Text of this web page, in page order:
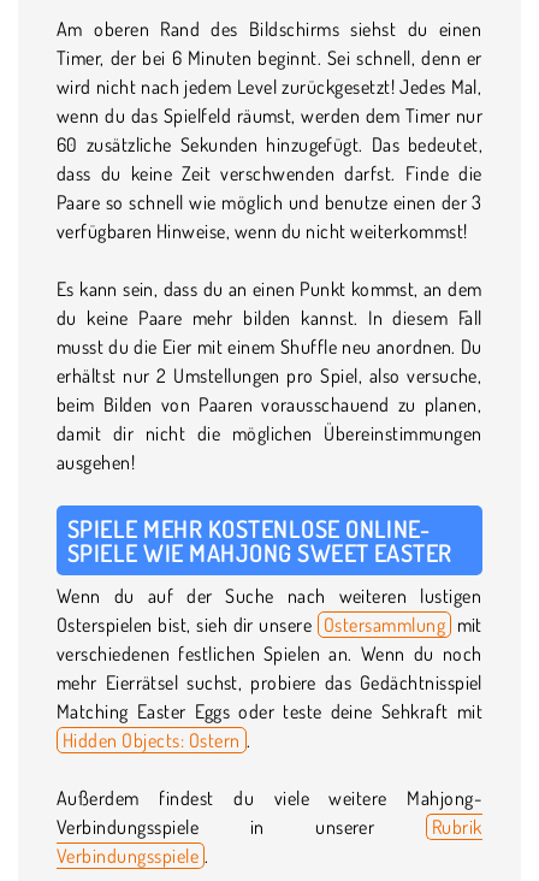
Am oberen Rand des Bildschirms siehst du einen
Timer, der bei 6 Minuten beginnt. Sei schnell, denn er
wird nicht nach jedem Level zurückgesetzt! Jedes Mal,
wenn du das Spielfeld räumst, werden dem Timer nur
60 zusätzliche Sekunden hinzugefügt. Das bedeutet,
dass du keine Zeit verschwenden darfst. Finde die
Paare so schnell wie möglich und benutze einen der 3
verfügbaren Hinweise, wenn du nicht weiterkommst!
Es kann sein, dass du an einen Punkt kommst, an dem
du keine Paare mehr bilden kannst. In diesem Fall
musst du die Eier mit einem Shuffle neu anordnen. Du
erhältst nur 2 Umstellungen pro Spiel, also versuche,
beim Bilden von Paaren vorausschauend zu planen,
damit dir nicht die möglichen Übereinstimmungen
ausgehen!
SPIELE MEHR KOSTENLOSE ONLINE-
SPIELE WIE MAHJONG SWEET EASTER
Wenn du auf der Suche nach weiteren lustigen
Osterspielen bist, sieh dir unsere Ostersammlung mit
verschiedenen festlichen Spielen an. Wenn du noch
mehr Eierrätsel suchst, probiere das Gedächtnisspiel
Matching Easter Eggs oder teste deine Sehkraft mit
Hidden Objects: Ostern .
Außerdem findest du viele weitere Mahjong-
Verbindungsspiele in unserer
Rubrik
Verbindungsspiele .